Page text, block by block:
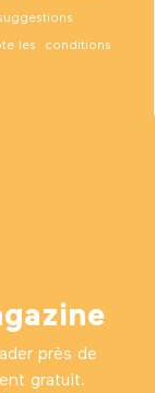
les conditions
près de
gratuit.